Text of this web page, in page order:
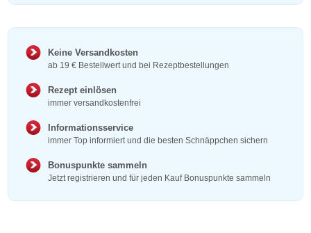
Keine Versandkosten
ab 19 € Bestellwert und bei Rezeptbestellungen
Rezept einlösen
immer versandkostenfrei
Informationsservice
immer Top informiert und die besten Schnäppchen sichern
Bonuspunkte sammeln
Jetzt registrieren und für jeden Kauf Bonuspunkte sammeln